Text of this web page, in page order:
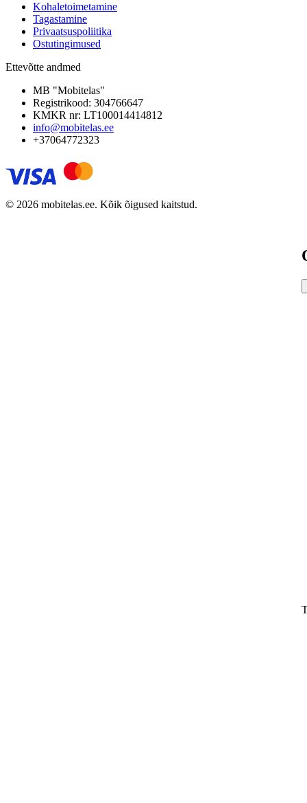
Kohaletoimetamine
Tagastamine
Privaatsuspoliitika
Ostutingimused
Ettevõtte andmed
MB "Mobitelas"
Registrikood: 304766647
KMKR nr: LT100014414812
info@mobitelas.ee
+37064772323
© 2026 mobitelas.ee. Kõik õigused kaitstud.